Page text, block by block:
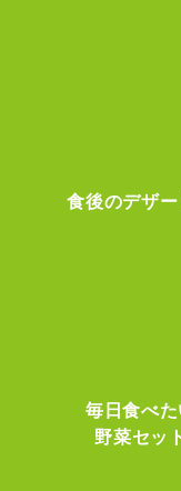
食後のデザー
毎日食べた
野菜セッ